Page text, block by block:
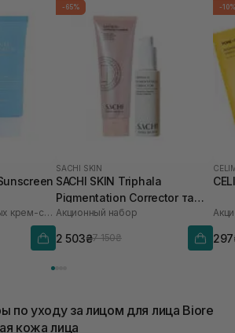
Набор солнцезащитных крем-сывороток
-65%
SACHI SKIN
SACHI SKIN Triphala
Pigmentation Corrector та
Saffron Luminous Cleanser
Акционный набор
2 503₴7 150₴
-
по уходу за лицом для лица Biore
кожа лица